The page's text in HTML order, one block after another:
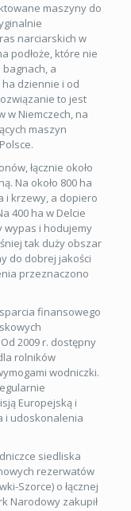
maszyny do
narciarskich w
podłoże, które nie
a
dziennie i od
to jest
w Niemczech, na
maszyn
łącznie około
Na około 800 ha
i krzewy, a dopiero
400 ha w Delcie
wypas i hodujemy
tak duży obszar
do dobrej jakości
przeznaczono
finansowego
2009 r. dostępny
rolników
wodniczki.
Europejską i
i udoskonalenia
siedliska
rezerwatów
Szorce) o łącznej
Narodowy zakupił